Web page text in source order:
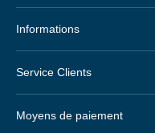
Informations
Service Clients
Moyens de paiement